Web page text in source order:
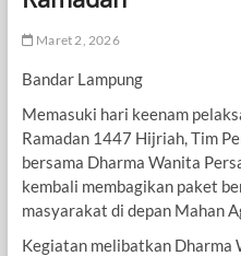
Maret 2, 2026
Bandar Lampung
Memasuki hari keenam
Ramadan 1447 Hijriah, Tim
bersama Dharma Wanita
kembali membagikan paket
masyarakat di depan Mahan
Kegiatan melibatkan Dharma